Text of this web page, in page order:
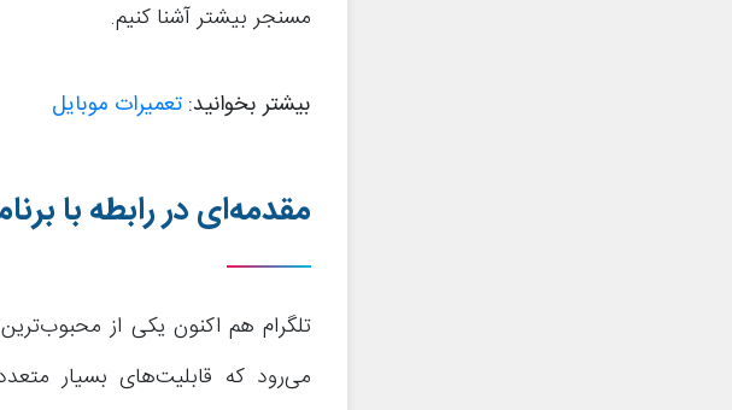
مسنجر بیشتر آشنا کنیم.
بیشتر بخوانید: تعمیرات موبایل
مقدمه‌ای در رابطه با
تلگرام هم اکنون یکی از
می‌رود که قابلیت‌های بسیار